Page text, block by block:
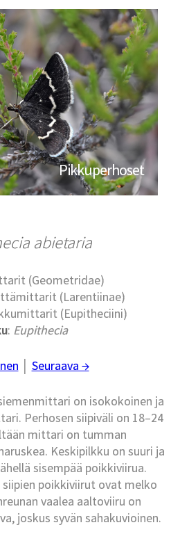
Pikkuperhoset
abietaria
(Geometridae)
(Larentiinae)
(Eupitheciini)
: Eupithecia
Seuraava →
on isokokoinen ja
Perhosen siipiväli on 18–24
mittari on tumman
Keskipilkku on suuri ja
sisempää poikkiviirua.
poikkiviirut ovat melko
vaalea aaltoviiru on
joskus syvän sahakuvioinen.